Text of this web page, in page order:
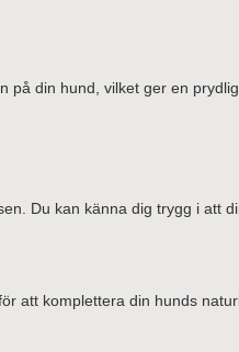
din hund, vilket ger en
Du kan känna dig trygg i att
att komplettera din hunds